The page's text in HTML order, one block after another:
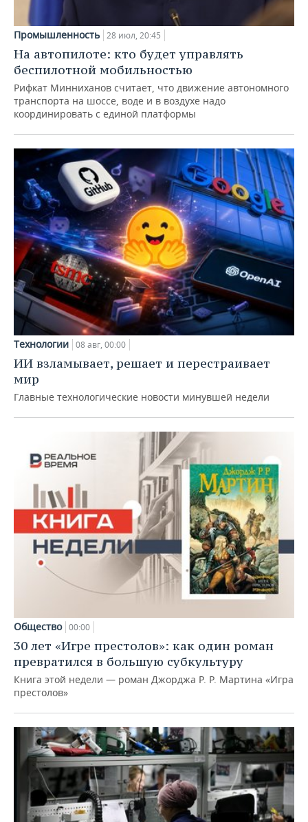
Промышленность 28 июл, 20:45
На автопилоте: кто будет управлять
беспилотной мобильностью
Рифкат Минниханов считает, что движение автономного
транспорта на шоссе, воде и в воздухе надо
координировать с единой платформы
Технологии 08 авг, 00:00
ИИ взламывает, решает и перестраивает
мир
Главные технологические новости минувшей недели
Общество 00:00
30 лет «Игре престолов»: как один роман
превратился в большую субкультуру
Книга этой недели — роман Джорджа Р. Р. Мартина «Игра
престолов»